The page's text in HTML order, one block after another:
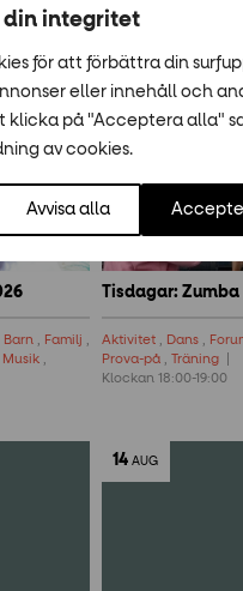
din integritet
för att förbättra din
eller innehåll och
klicka på "Acceptera alla"
av cookies.
Avvisa alla
Barn Familj
Musik
JUL AUG
Tisdagar: Zumba
Aktivitet Dans
Prova-på
Träning
Klockan 18:00-19:00
14 AUG